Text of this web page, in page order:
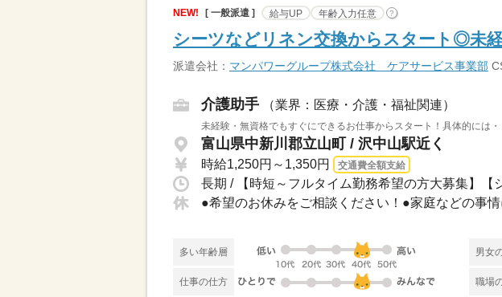
NEW! [ 一般派遣 ] 給与UP 年齢入力任意 ?
シーツなどリネン交換からスタート◎未
派遣会社： マンパワーグループ株式会社 ケアサービス事業部
介護助手 （業界：医療・介護・福祉関連）
未経験・無資格でもすぐにできるお仕事からスタート！具体的には
富山県中新川郡立山町 / 沢中山駅近く
時給1,250円～1,350円 交通費全額支給
長期 / 【時短～フルタイム勤務希望の方大募集】【
多い年齢層 男女
仕事の仕方 職場